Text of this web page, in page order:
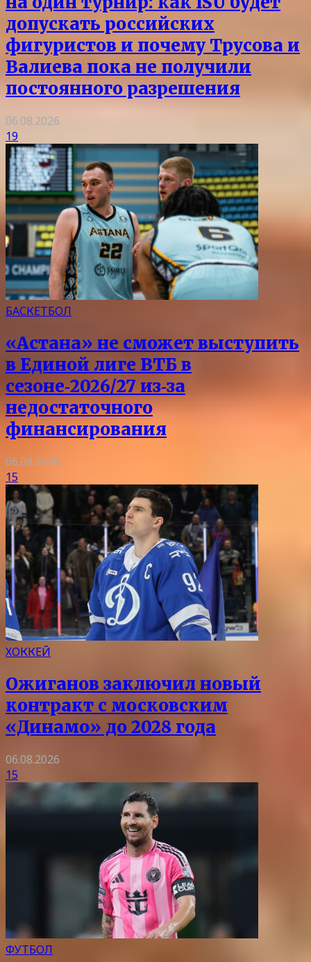
допускать российских
фигуристов и почему Трусова и
Валиева пока не получили
постоянного разрешения
06.08.2026
19
БАСКЕТБОЛ
«Астана» не сможет выступить
в Единой лиге ВТБ в
сезоне‑2026/27 из‑за
недостаточного
финансирования
06.08.2026
15
ХОККЕЙ
Ожиганов заключил новый
контракт с московским
«Динамо» до 2028 года
06.08.2026
15
ФУТБОЛ